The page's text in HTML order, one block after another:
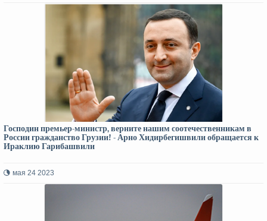
Господин премьер-министр, верните нашим соотечественникам в
России гражданство Грузии! - Арно Хидирбегишвили обращается к
Ираклию Гарибашвили
мая 24 2023